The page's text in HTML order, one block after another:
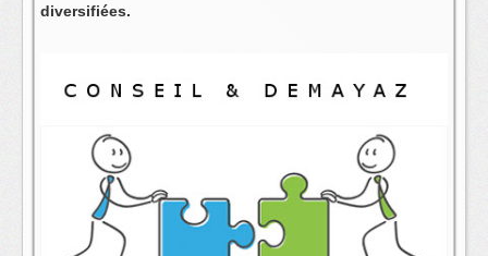
diversifiées.